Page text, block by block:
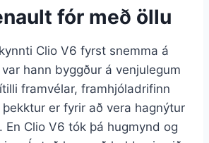
fór með öllu
Clio V6 fyrst snemma á
hann byggður á venjulegum
framvélar, framhjóladrifinn
er fyrir að vera hagnýtur
Clio V6 tók þá hugmynd og